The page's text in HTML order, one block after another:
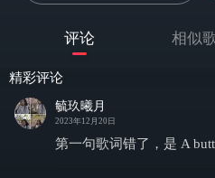
在当今的世界占
蝴蝶朝
Driving 'round with
评论 相似
精彩评论
毓玖曦月
2023年12月20日
第一句歌词错了，是 A